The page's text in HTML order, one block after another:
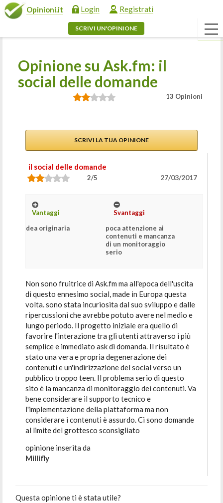
Opinioni.it Login Registrati
SCRIVI UN'OPINIONE
Opinione su Ask.fm: il
social delle domande
13 Opinioni
SCRIVI LA TUA OPINIONE
il social delle domande
2/5 27/03/2017
Vantaggi
idea originaria
Svantaggi
poca attenzione ai
contenuti e mancanza
di un monitoraggio
serio
Non sono fruitrice di Ask.fm ma all'epoca dell'uscita
di questo ennesimo social, made in Europa questa
volta. sono stata incuriosita dal suo sviluppo e dalle
ripercussioni che avrebbe potuto avere nel medio e
lungo periodo. Il progetto iniziale era quello di
favorire l'interazione tra gli utenti attraverso i più
semplice e immediato ask di domanda. Il risultato è
stato una vera e propria degenerazione dei
contenuti e un'indirizzazione del social verso un
pubblico troppo teen. Il problema serio di questo
sito è la mancanza di monitoraggio dei contenuti. Va
bene considerare il supporto tecnico e
l'implementazione della piattaforma ma non
considerare i contenuti è assurdo. Ci sono domande
al limite del grottesco sconsigliato
opinione inserita da
Millifly
Questa opinione ti è stata utile?